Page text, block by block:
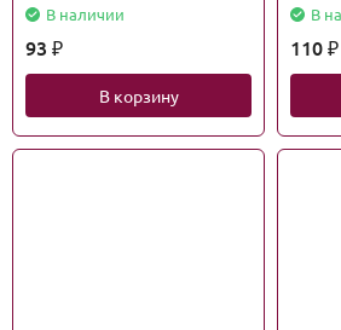
В наличии
93 ₽
В корзину
В
110 ₽